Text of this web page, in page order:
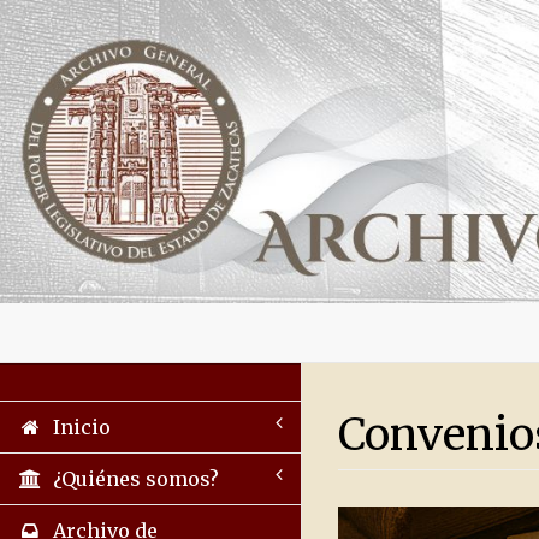
Inicio
¿Quiénes somos?
Archivo de